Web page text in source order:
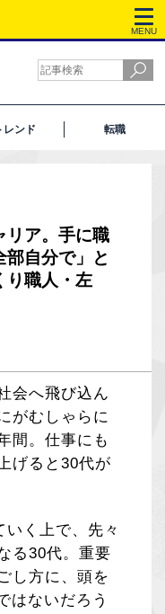
MENU
レンド 転職
リア。手に職
部自分で」と
り職人・左
会へ飛び込ん
がむしゃらに
間。仕事にも
げると30代が
いく上で、先々
る30代。重要
し方に、頭を
はないだろう